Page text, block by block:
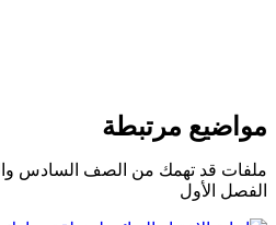
مواضيع مرتبطة
ملفات قد تهمك من الصف السادس
الفصل الأول